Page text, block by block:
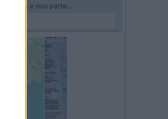
casa e non parte...
Next